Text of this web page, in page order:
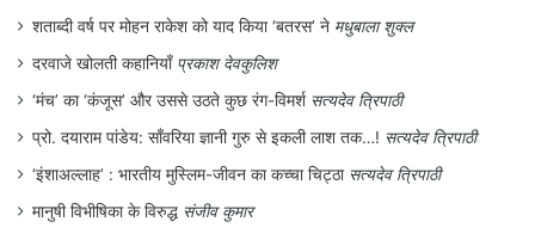
शताब्दी वर्ष पर मोहन राकेश को याद किया ‘बतरस’ ने मधुबाला शुक्ल
दरवाजे खोलती कहानियाँ प्रकाश देवकुलिश
‘मंच’ का ‘कंजूस’ और उससे उठते कुछ रंग-विमर्श सत्यदेव त्रिपाठी
प्रो. दयाराम पांडेय: साँवरिया ज्ञानी गुरु से इकली लाश तक…! सत्यदेव त्रिपाठी
‘इंशाअल्लाह’ : भारतीय मुस्लिम-जीवन का कच्चा चिट्ठा सत्यदेव त्रिपाठी
मानुषी विभीषिका के विरुद्ध संजीव कुमार